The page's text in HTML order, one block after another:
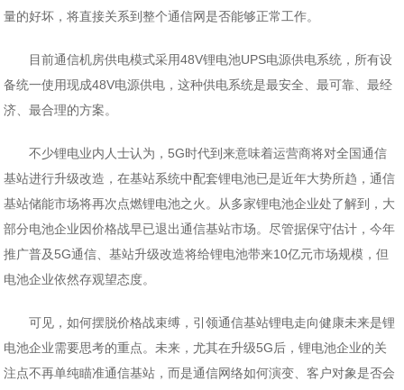
量的好坏，将直接关系到整个通信网是否能够正常工作。
目前通信机房供电模式采用48V锂电池UPS电源供电系统，所有设
备统一使用现成48V电源供电，这种供电系统是最安全、最可靠、最经
济、最合理的方案。
不少锂电业内人士认为，5G时代到来意味着运营商将对全国通信
基站进行升级改造，在基站系统中配套锂电池已是近年大势所趋，通信
基站储能市场将再次点燃锂电池之火。从多家锂电池企业处了解到，大
部分电池企业因价格战早已退出通信基站市场。尽管据保守估计，今年
推广普及5G通信、基站升级改造将给锂电池带来10亿元市场规模，但
电池企业依然存观望态度。
可见，如何摆脱价格战束缚，引领通信基站锂电走向健康未来是锂
电池企业需要思考的重点。未来，尤其在升级5G后，锂电池企业的关
注点不再单纯瞄准通信基站，而是通信网络如何演变、客户对象是否会